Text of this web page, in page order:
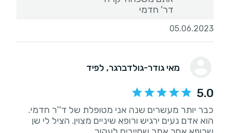
דר' חדמי
05.06.2023
מאי גודר-גולדברגר, לפיד
5.0
כבר יותר מעשרים שנה אני מטופלת של ד''ר חדמי.
הוא אדם נעים ירגיש ורופא שיניים מצוין. הציל לי שן